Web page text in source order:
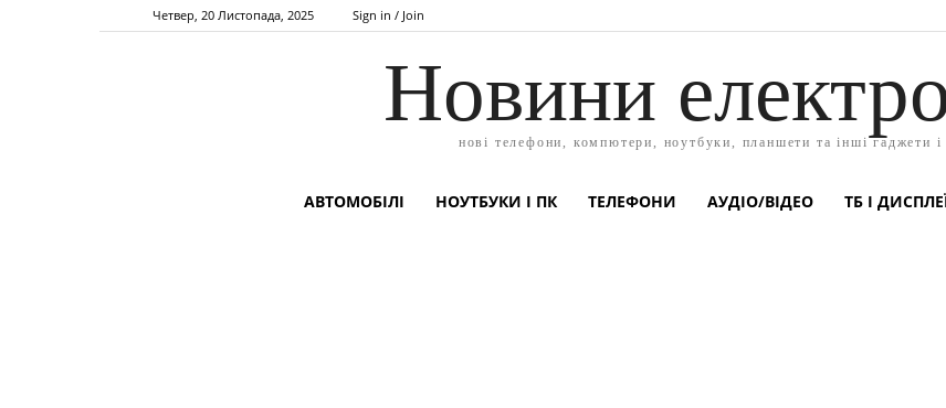
Четвер, 20 Листопада, 2025 Sign in / Join
Новини
нові телефони, компютери, ноутбуки, планшети та інші гаджети і
АВТОМОБІЛІ НОУТБУКИ І ПК ТЕЛЕФОНИ АУДІО/ВІДЕО ТБ І